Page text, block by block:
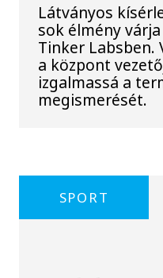
Látványos
sok élmény
Tinker Labsben.
a központ
izgalmassá a
megismerését.
SPORT